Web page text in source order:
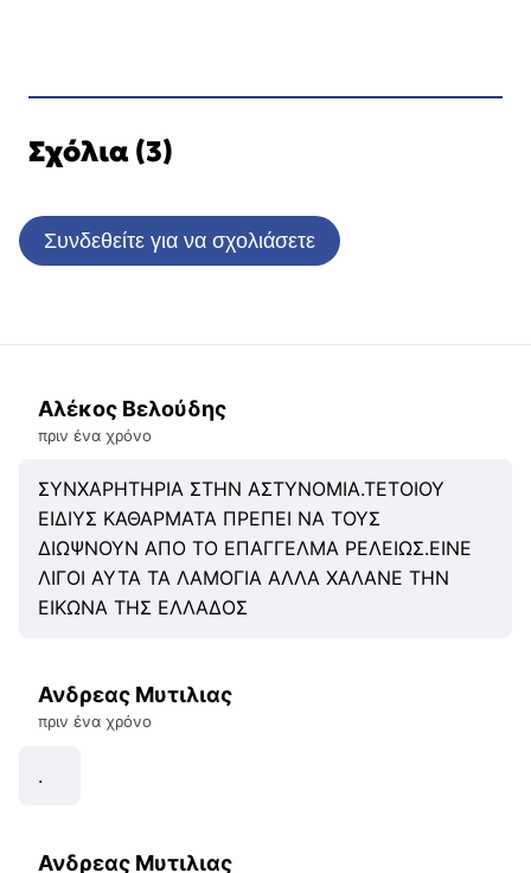
Σχόλια (3)
Συνδεθείτε για να σχολιάσετε
Αλέκος Βελούδης
πριν ένα χρόνο
ΣΥΝΧΑΡΗΤΗΡΙΑ ΣΤΗΝ ΑΣΤΥΝΟΜΙΑ.ΤΕΤΟΙΟΥ
ΕΙΔΙΥΣ ΚΑΘΑΡΜΑΤΑ ΠΡΕΠΕΙ ΝΑ ΤΟΥΣ
ΔΙΩΨΝΟΥΝ ΑΠΟ ΤΟ ΕΠΑΓΓΕΛΜΑ ΡΕΛΕΙΩΣ.ΕΙΝΕ
ΛΙΓΟΙ ΑΥΤΑ ΤΑ ΛΑΜΟΓΙΑ ΑΛΛΑ ΧΑΛΑΝΕ ΤΗΝ
ΕΙΚΩΝΑ ΤΗΣ ΕΛΛΑΔΟΣ
Ανδρεας Μυτιλιας
πριν ένα χρόνο
.
Ανδρεας Μυτιλιας